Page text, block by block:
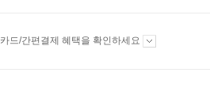
카드/간편결제 혜택을 확인하세요